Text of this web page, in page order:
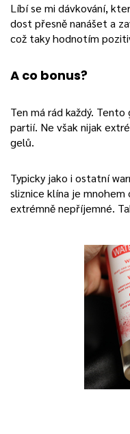
Líbí se mi dávkování,
dost přesně nanášet a
což taky hodnotím
A co bonus?
Ten má rád každý. Tento
partií. Ne však nijak
gelů.
Typicky jako i ostatní
sliznice klína je
extrémně nepříjemné.